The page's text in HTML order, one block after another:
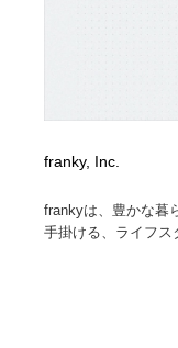
franky, Inc.
frankyは、豊かな暮
手掛ける、ライフ